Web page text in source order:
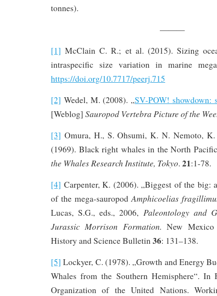
tonnes).
———
[1] McClain C. R.; et al. (2015). Sizing
intraspecific size variation in marine
https://doi.org/10.7717/peerj.715
[2] Wedel, M. (2008). „SV-POW! showdown:
[Weblog] Sauropod Vertebra Picture of the
[3] Omura, H., S. Ohsumi, K. N. Nemoto,
(1969). Black right whales in the North
the Whales Research Institute, Tokyo. 21:1-78.
[4] Carpenter, K. (2006). „Biggest of the big:
of the mega-sauropod Amphicoelias
Lucas, S.G., eds., 2006, Paleontology and
Jurassic Morrison Formation. New
History and Science Bulletin 36: 131–138.
[5] Lockyer, C. (1978). „Growth and Energy
Whales from the Southern Hemisphere“. In
Organization of the United Nations.